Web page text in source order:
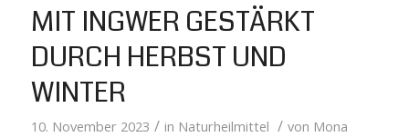
MIT INGWER GESTÄRKT
DURCH HERBST UND
WINTER
10. November 2023 / in Naturheilmittel / von Mona